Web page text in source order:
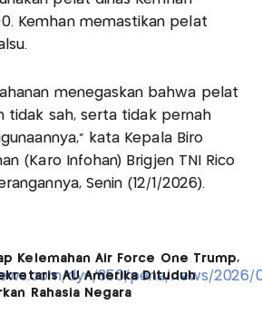
Kemhan memastikan pelat
menegaskan bahwa pelat
tidak sah, serta tidak pernah
kata Kepala Biro
(Karo Infohan) Brigjen TNI Rico
Senin (12/1/2026).
Kelemahan Air Force One Trump,
AU Amerika Dituduh
Rahasia Negara